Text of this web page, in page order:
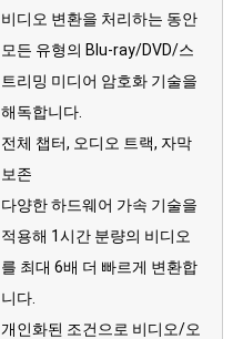
비디오 변환을 처리하는 동안
모든 유형의 Blu-ray/DVD/스
트리밍 미디어 암호화 기술을
해독합니다.
전체 챕터, 오디오 트랙, 자막
보존
다양한 하드웨어 가속 기술을
적용해 1시간 분량의 비디오
를 최대 6배 더 빠르게 변환합
니다.
개인화된 조건으로 비디오/오